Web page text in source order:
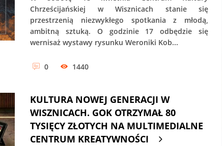
Chrześcijańskiej w Wisznicach stanie się
przestrzenią niezwykłego spotkania z młodą,
ambitną sztuką. O godzinie 17 odbędzie się
wernisaż wystawy rysunku Weroniki Kob...
0 1440
KULTURA NOWEJ GENERACJI W
WISZNICACH. GOK OTRZYMAŁ 80
TYSIĘCY ZŁOTYCH NA MULTIMEDIALNE
CENTRUM KREATYWNOŚCI